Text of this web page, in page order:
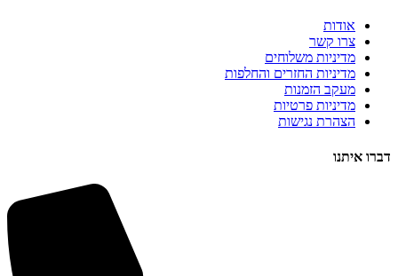
אודות
צרו קשר
מדיניות משלוחים
מדיניות החזרים והחלפות
מעקב הזמנות
מדיניות פרטיות
הצהרת נגישות
דברו איתנו